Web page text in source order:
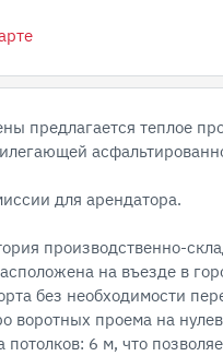
предлагается теплое
для арендатора.
производственно-
на въезде в
без необходимости
воротных проема на
потолков: 6 м, что